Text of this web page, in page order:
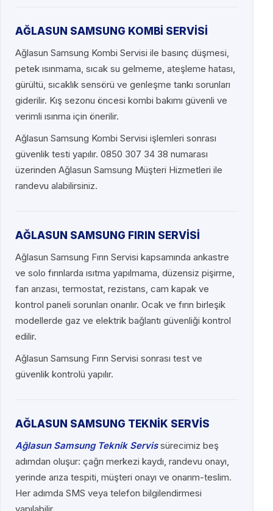
AĞLASUN SAMSUNG KOMBİ SERVİSİ
Ağlasun Samsung Kombi Servisi ile basınç düşmesi,
petek ısınmama, sıcak su gelmeme, ateşleme hatası,
gürültü, sıcaklık sensörü ve genleşme tankı sorunları
giderilir. Kış sezonu öncesi kombi bakımı güvenli ve
verimli ısınma için önerilir.
Ağlasun Samsung Kombi Servisi işlemleri sonrası
güvenlik testi yapılır. 0850 307 34 38 numarası
üzerinden Ağlasun Samsung Müşteri Hizmetleri ile
randevu alabilirsiniz.
AĞLASUN SAMSUNG FIRIN SERVİSİ
Ağlasun Samsung Fırın Servisi kapsamında ankastre
ve solo fırınlarda ısıtma yapılmama, düzensiz pişirme,
fan arızası, termostat, rezistans, cam kapak ve
kontrol paneli sorunları onarılır. Ocak ve fırın birleşik
modellerde gaz ve elektrik bağlantı güvenliği kontrol
edilir.
Ağlasun Samsung Fırın Servisi sonrası test ve
güvenlik kontrolü yapılır.
AĞLASUN SAMSUNG TEKNİK SERVİS
Ağlasun Samsung Teknik Servissürecimiz beş
adımdan oluşur: çağrı merkezi kaydı, randevu onayı,
yerinde arıza tespiti, müşteri onayı ve onarım-teslim.
Her adımda SMS veya telefon bilgilendirmesi
yapılabilir.